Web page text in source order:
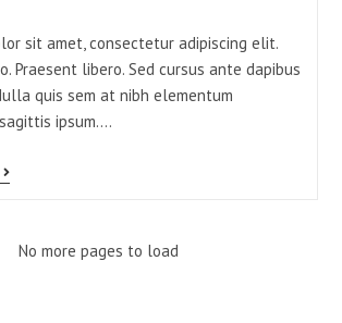
sit amet, consectetur adipiscing elit.
Praesent libero. Sed cursus ante dapibus
quis sem at nibh elementum
ipsum.…
No more pages to load